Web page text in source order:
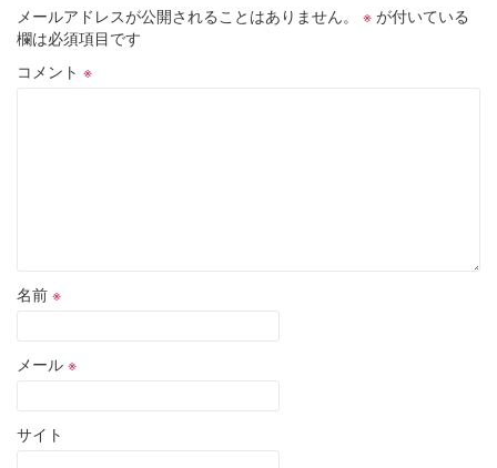
メールアドレスが公開されることはありません。
※ が付いている
欄は必須項目です
コメント ※
名前 ※
メール ※
サイト